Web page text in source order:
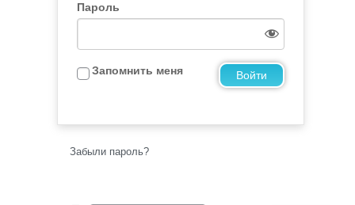
Пароль
Запомнить меня
Забыли пароль?